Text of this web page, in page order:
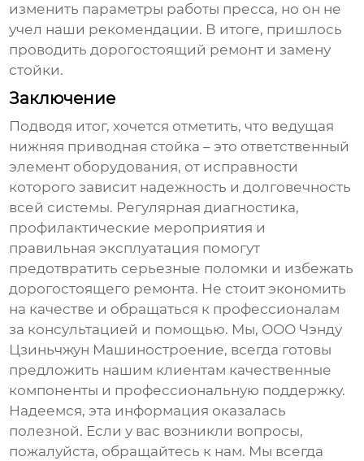
изменить параметры работы пресса, но он не
учел наши рекомендации. В итоге, пришлось
проводить дорогостоящий ремонт и замену
стойки.
Заключение
Подводя итог, хочется отметить, что ведущая
нижняя приводная стойка – это ответственный
элемент оборудования, от исправности
которого зависит надежность и долговечность
всей системы. Регулярная диагностика,
профилактические мероприятия и
правильная эксплуатация помогут
предотвратить серьезные поломки и избежать
дорогостоящего ремонта. Не стоит экономить
на качестве и обращаться к профессионалам
за консультацией и помощью. Мы, ООО Чэнду
Цзиньчжун Машиностроение, всегда готовы
предложить нашим клиентам качественные
компоненты и профессиональную поддержку.
Надеемся, эта информация оказалась
полезной. Если у вас возникли вопросы,
пожалуйста, обращайтесь к нам. Мы всегда